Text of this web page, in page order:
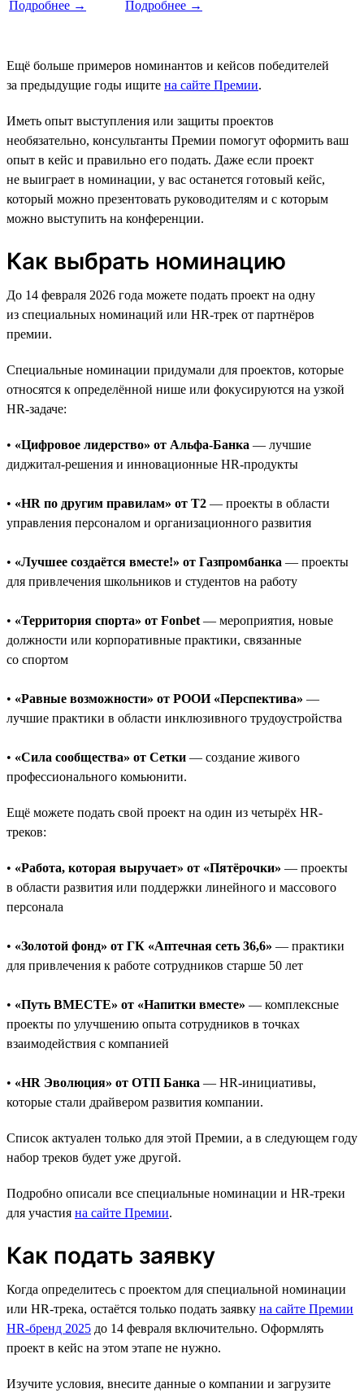
Подробнее → Подробнее →
Ещё больше примеров номинантов и кейсов победителей
за предыдущие годы ищите на сайте Премии.
Иметь опыт выступления или защиты проектов
необязательно, консультанты Премии помогут оформить ваш
опыт в кейс и правильно его подать. Даже если проект
не выиграет в номинации, у вас останется готовый кейс,
который можно презентовать руководителям и с которым
можно выступить на конференции.
Как выбрать номинацию
До 14 февраля 2026 года можете подать проект на одну
из специальных номинаций или HR-трек от партнёров
премии.
Специальные номинации придумали для проектов, которые
относятся к определённой нише или фокусируются на узкой
HR-задаче:
• «Цифровое лидерство» от Альфа-Банка — лучшие
диджитал-решения и инновационные HR-продукты
• «HR по другим правилам» от T2 — проекты в области
управления персоналом и организационного развития
• «Лучшее создаётся вместе!» от Газпромбанка — проекты
для привлечения школьников и студентов на работу
• «Территория спорта» от Fonbet — мероприятия, новые
должности или корпоративные практики, связанные
со спортом
• «Равные возможности» от РООИ «Перспектива» —
лучшие практики в области инклюзивного трудоустройства
• «Сила сообщества» от Сетки — создание живого
профессионального комьюнити.
Ещё можете подать свой проект на один из четырёх HR-
треков:
• «Работа, которая выручает» от «Пятёрочки» — проекты
в области развития или поддержки линейного и массового
персонала
• «Золотой фонд» от ГК «Аптечная сеть 36,6» — практики
для привлечения к работе сотрудников старше 50 лет
• «Путь ВМЕСТЕ» от «Напитки вместе» — комплексные
проекты по улучшению опыта сотрудников в точках
взаимодействия с компанией
• «HR Эволюция» от ОТП Банка — HR-инициативы,
которые стали драйвером развития компании.
Список актуален только для этой Премии, а в следующем году
набор треков будет уже другой.
Подробно описали все специальные номинации и HR-треки
для участия на сайте Премии.
Как подать заявку
Когда определитесь с проектом для специальной номинации
или HR-трека, остаётся только подать заявку на сайте Премии
HR-бренд 2025 до 14 февраля включительно. Оформлять
проект в кейс на этом этапе не нужно.
Изучите условия, внесите данные о компании и загрузите